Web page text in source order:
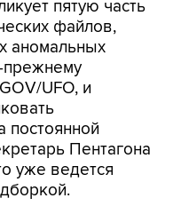
пятую часть
файлов,
аномальных
прежнему
UFO, и
постоянной
Пентагона
уже ведется